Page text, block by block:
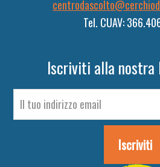
Tel. CUAV:
Iscriviti alla nostra